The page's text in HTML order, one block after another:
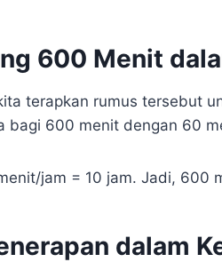
600 Menit
terapkan rumus tersebut
bagi 600 menit dengan 60
jam = 10 jam. Jadi, 600
dalam